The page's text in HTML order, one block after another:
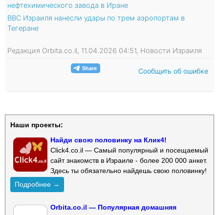
нефтехимического завода в Иране
ВВС Израиля нанесли удары по трем аэропортам в
Тегеране
Редакция Orbita.co.il, 11.04.2026 04:51, Новости Израиля
Сообщить об ошибке
Наши проекты:
Найди свою половинку на Клик4!
Click4.co.il — Самый популярный и посещаемый
сайт знакомств в Израиле - более 200 000 анкет.
Здесь ты обязательно найдешь свою половинку!
Подробнее →
Orbita.co.il — Популярная домашняя